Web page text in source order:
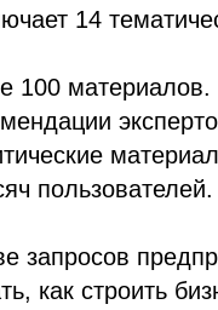
14
100
пользователей.
запросов
как строить